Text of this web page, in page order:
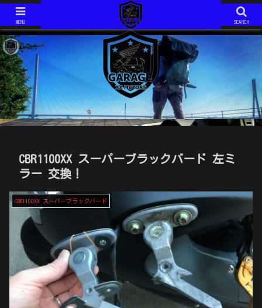
ジムニーJIMNY JA11V改
モトコンポ MOTOCOMPO AB12
モトコンポ MOTOCOMPO AB12 年式は不明です。 コンパクトに折り畳み可能な、HONDAが誇る？ミニバイクです。 ガソリンスタンドでは必ず話しかけられます。 ミニマムキャンプ仕様に、改造中！
CBR1100XX スーパーブラックバード 左ミ
ラー 交換！
CBR1100XX スーパーブラックバード
MENU SEARCH